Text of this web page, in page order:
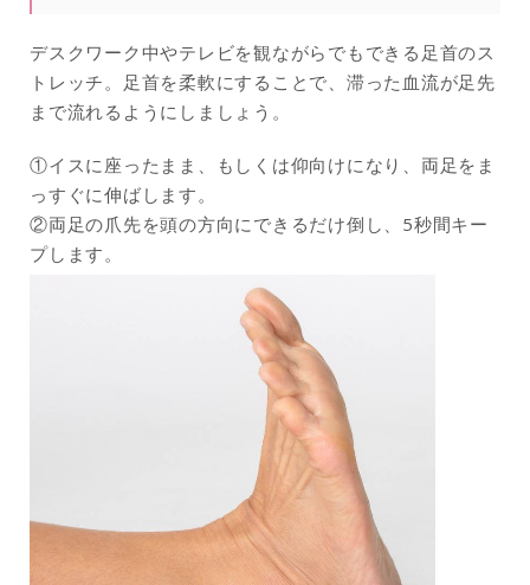
デスクワーク中やテレビを観ながらでもできる足首のス
トレッチ。足首を柔軟にすることで、滞った血流が足先
まで流れるようにしましょう。
①イスに座ったまま、もしくは仰向けになり、両足をま
っすぐに伸ばします。
②両足の爪先を頭の方向にできるだけ倒し、5秒間キー
プします。